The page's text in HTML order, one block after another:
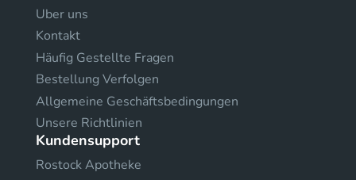
Uber uns
Kontakt
Häufig Gestellte Fragen
Bestellung Verfolgen
Allgemeine Geschäftsbedingungen
Unsere Richtlinien
Kundensupport
Rostock Apotheke